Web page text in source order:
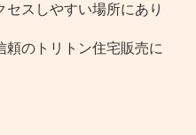
スしやすい場所にあり
のトリトン住宅販売に